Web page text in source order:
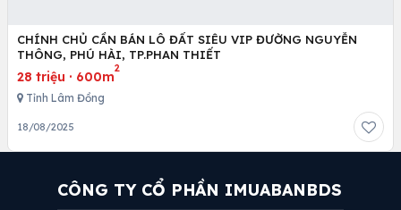
CHÍNH CHỦ CẦN BÁN LÔ ĐẤT SIÊU VIP ĐƯỜNG NGUYỄN
THÔNG, PHÚ HÀI, TP.PHAN THIẾT
28 triệu · 600m
2
Tỉnh Lâm Đồng
18/08/2025
CÔNG TY CỔ PHẦN IMUABANBDS